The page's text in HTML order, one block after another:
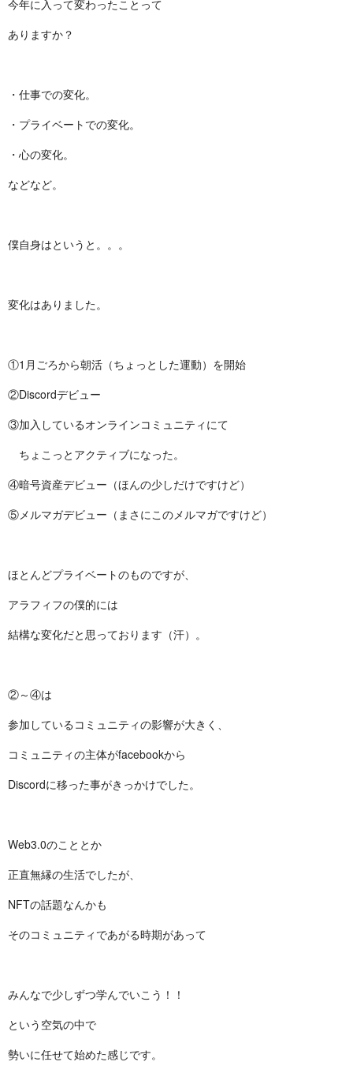
今年に入って変わったことって
ありますか？
・仕事での変化。
・プライベートでの変化。
・心の変化。
などなど。
僕自身はというと。。。
変化はありました。
①1月ごろから朝活（ちょっとした運動）を開始
②Discordデビュー
③加入しているオンラインコミュニティにて
ちょこっとアクティブになった。
④暗号資産デビュー（ほんの少しだけですけど）
⑤メルマガデビュー（まさにこのメルマガですけど）
ほとんどプライベートのものですが、
アラフィフの僕的には
結構な変化だと思っております（汗）。
②～④は
参加しているコミュニティの影響が大きく、
コミュニティの主体がfacebookから
Discordに移った事がきっかけでした。
Web3.0のこととか
正直無縁の生活でしたが、
NFTの話題なんかも
そのコミュニティであがる時期があって
みんなで少しずつ学んでいこう！！
という空気の中で
勢いに任せて始めた感じです。